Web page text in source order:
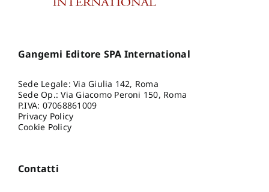
Gangemi Editore SPA International
Sede Legale: Via Giulia 142, Roma
Sede Op.: Via Giacomo Peroni 150, Roma
P.IVA: 07068861009
Privacy Policy
Cookie Policy
Contatti